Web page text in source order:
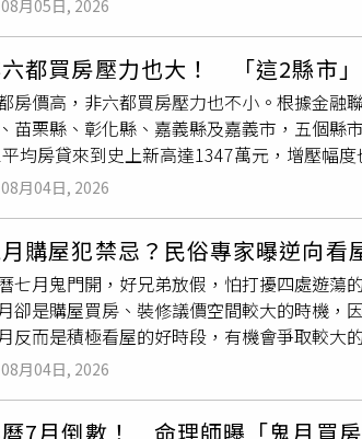
力反應，部分犬隻會因緊張而不敢進食，也
區1名獨居飼主日前不幸離世，留下13隻愛
化社會及獨居人口增加，飼主離世後遺留寵
因無人接手照養而需由政府介入安置，增加
者及高齡飼主及早與家人或親友討論寵物照
囑或法律機制妥善規劃，讓寵物在主人離世
家屬負擔，也能避免毛寶貝流離失所，真正
輛，調閱上千支監視器，發現案發時，黃宅
屋處，十分可疑。檢警調查，林男過去曾在
，轉而到黃家擔任家管，對死者住家環境、
竊意，7月24日趁黃男熟睡時潛入住家行竊
中母親住處後，警方3日向法院聲請搜索票
、採集微物跡證，並查扣相關涉案物證。林
防後，才坦承因為財務狀況不佳，從豪宅二
案，晚間移送屏東縣刑警大隊及地檢署偵訊
不發一語；複訊後，檢察官向屏東地院聲請
加祿村租屋處蒐證，並在騎樓洗衣機旁查獲
正持續釐清其涉案程度及是否另有共犯。
08月05日, 2026
都買房壓力也大！ 「這2縣市
房價高，非六都買房壓力也不小。根據金融
苗栗縣、彰化縣、嘉義縣及嘉義市，五個縣
均房貸來到史上新高達1347萬元，增壓幅
同樣多負擔逾百萬元。台灣房屋集團趨勢中
縣市外溢，尤其部分縣市因具備產業投資、
苗栗縣同樣受惠桃竹苗大矽谷計畫、新竹外
市則有嘉義科學園區、台積電設廠及高鐵生
同步攀升。張旭嵐表示，全台房市持續受信
市向來以在地自住基本盤為主，因此價量波
而目前這些縣市的貸款金額多數落在千萬之
劃。半數購屋族偏好住宅大樓觀察非六都各
其他縣市多以30~40歲的青壯族群為主力，
08月04日, 2026
購屋犯禁忌？民俗專家曝逆向
七月鬼門開，好兄弟放假，怕打擾四處遊蕩
卻是購屋買房、裝修議價空間較大的時機，
反而是積極看屋的好時段，有機會爭取較大
七月展開省錢大作戰的訣竅，也可避開鬼月
、建商心裡
更好的議價空間。待最後下訂金、簽約，鬼
08月04日, 2026
7月倒數！ 命理師曝「鬼月買